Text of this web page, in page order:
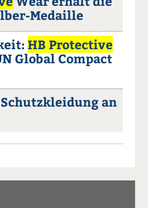
Medaille
HB Protective
Global Compact
an